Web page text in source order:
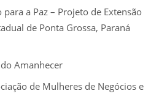
para a Paz – Projeto de Extensão
de Ponta Grossa, Paraná
Amanhecer
de Mulheres de Negócios e